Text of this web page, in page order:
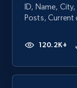
ID, Name,
Posts, Current
120.2K+